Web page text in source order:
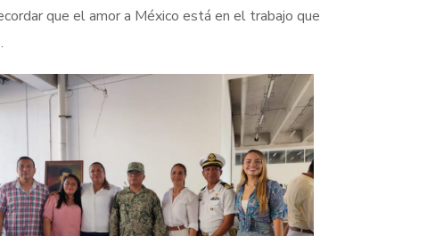
que el amor a México está en el trabajo que